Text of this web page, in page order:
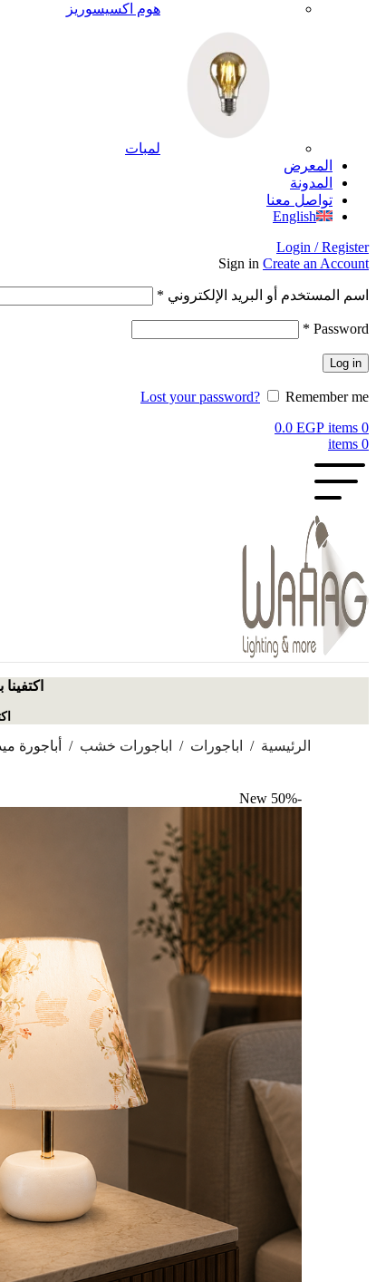
هوم اكسيسوريز
لمبات
المعرض
المدونة
تواصل معنا
English
Login / Register
Sign in Create an Account
اسم المستخدم أو البريد الإلكتروني *
Password
*
Log in
Lost your password?
Remember me
0
items
0.0 EGP
0
items
الرئيسية / اباجورات / اباجورات خشب / أباجورة
-50%
New